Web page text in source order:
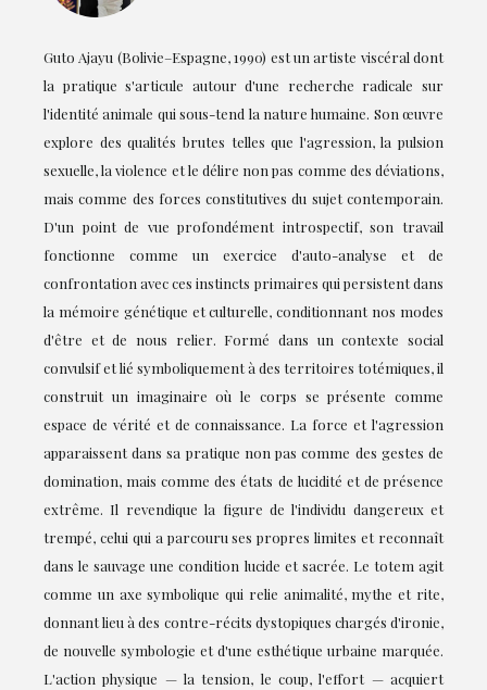
Guto Ajayu (Bolivie–Espagne, 1990) est un artiste viscéral dont
la pratique s'articule autour d'une recherche radicale sur
l'identité animale qui sous-tend la nature humaine. Son œuvre
explore des qualités brutes telles que l'agression, la pulsion
sexuelle, la violence et le délire non pas comme des déviations,
mais comme des forces constitutives du sujet contemporain.
D'un point de vue profondément introspectif, son travail
fonctionne comme un exercice d'auto-analyse et de
confrontation avec ces instincts primaires qui persistent dans
la mémoire génétique et culturelle, conditionnant nos modes
d'être et de nous relier. Formé dans un contexte social
convulsif et lié symboliquement à des territoires totémiques, il
construit un imaginaire où le corps se présente comme
espace de vérité et de connaissance. La force et l'agression
apparaissent dans sa pratique non pas comme des gestes de
domination, mais comme des états de lucidité et de présence
extrême. Il revendique la figure de l'individu dangereux et
trempé, celui qui a parcouru ses propres limites et reconnaît
dans le sauvage une condition lucide et sacrée. Le totem agit
comme un axe symbolique qui relie animalité, mythe et rite,
donnant lieu à des contre-récits dystopiques chargés d'ironie,
de nouvelle symbologie et d'une esthétique urbaine marquée.
L'action physique — la tension, le coup, l'effort — acquiert